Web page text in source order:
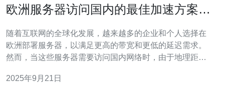
欧洲服务器访问国内的最佳加速方案全
随着互联网的全球化发展，越来越多的企业和个人选择在
欧洲部署服务器，以满足更高的带宽和更低的延迟需求。
然而，当这些服务器需要访问国内网络时，由于地理距离
为您解析欧洲服务器访问国内的最佳加速方案，帮助您提
2025年9月21日